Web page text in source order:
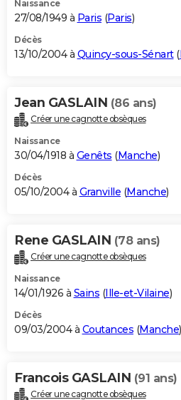
Naissance
27/08/1949 à Paris (Paris)
Décès
13/10/2004 à Quincy-sous-Sénart(
Jean GASLAIN (86 ans)
Créer une cagnotte obsèques
Naissance
30/04/1918 à Genêts (Manche)
Décès
05/10/2004 à Granville (Manche)
Rene GASLAIN (78 ans)
Créer une cagnotte obsèques
Naissance
14/01/1926 à Sains (Ille-et-Vilaine)
Décès
09/03/2004 à Coutances (Manche)
Francois GASLAIN (91 ans)
Créer une cagnotte obsèques